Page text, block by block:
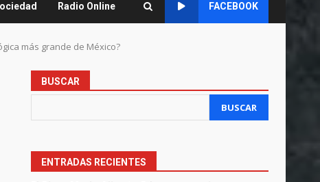
Radio Online FACEBOOK
más grande de México?
BUSCAR
BUSCAR
ENTRADAS RECIENTES